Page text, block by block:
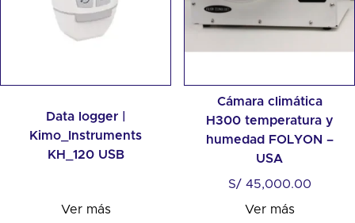
Data logger |
Kimo_Instruments
KH_120 USB
Ver más
Cámara climática
H300 temperatura y
humedad FOLYON –
USA
S/ 45,000.00
Ver más